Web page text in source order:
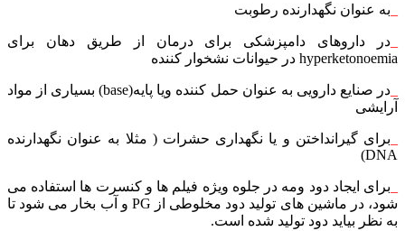
به عنوان نگهدارنده رطوبت
در داروهای دامپزشکی برای درمان از طریق دهان برای
hyperketonoemia در حیوانات نشخوار کننده
در صنایع دارویی به عنوان حمل کننده ویا پایه(base) بسیاری از مواد
آرایشی
برای گیرانداختن و یا نگهداری حشرات ( مثلا به عنوان نگهدارنده
DNA)
برای ایجاد دود ومه در جلوه ویژه فیلم ها و کنسرت ها استفاده می
شود، در ماشین های تولید دود مخلوطی از PG و آب بخار می شود تا
به نظر بیاید دود تولید شده است.